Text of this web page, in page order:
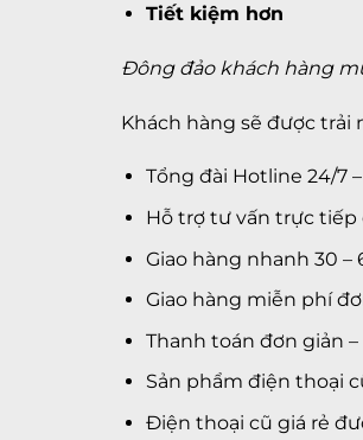
Tiết kiệm hơn
Đông đảo khách hàng
Khách hàng sẽ được
Tổng đài Hotline 24/7
Hỗ trợ tư vấn trực tiếp
Giao hàng nhanh 30 –
Giao hàng miễn phí
Thanh toán đơn giản
Sản phẩm điện thoại
Điện thoại cũ giá rẻ